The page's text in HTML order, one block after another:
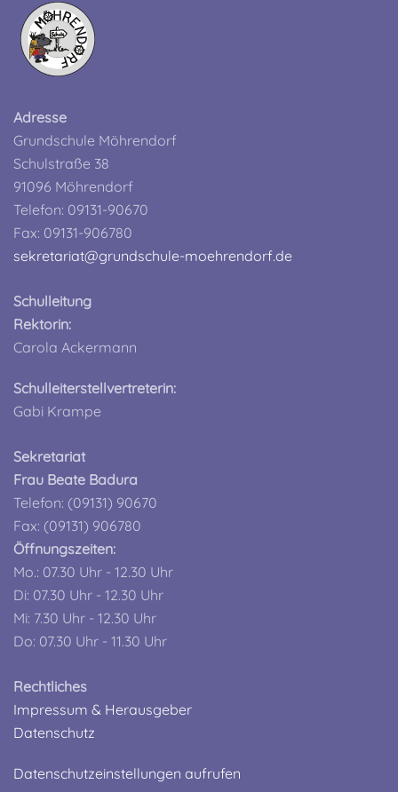
Adresse
Grundschule Möhrendorf
Schulstraße 38
91096 Möhrendorf
Telefon: 09131-90670
Fax: 09131-906780
sekretariat@grundschule-moehrendorf.de
Schulleitung
Rektorin:
Carola Ackermann
Schulleiterstellvertreterin:
Gabi Krampe
Sekretariat
Frau Beate Badura
Telefon: (09131) 90670
Fax: (09131) 906780
Öffnungszeiten:
Mo.: 07.30 Uhr - 12.30 Uhr
Di: 07.30 Uhr - 12.30 Uhr
Mi: 7.30 Uhr - 12.30 Uhr
Do: 07.30 Uhr - 11.30 Uhr
Rechtliches
Impressum & Herausgeber
Datenschutz
Datenschutzeinstellungen aufrufen